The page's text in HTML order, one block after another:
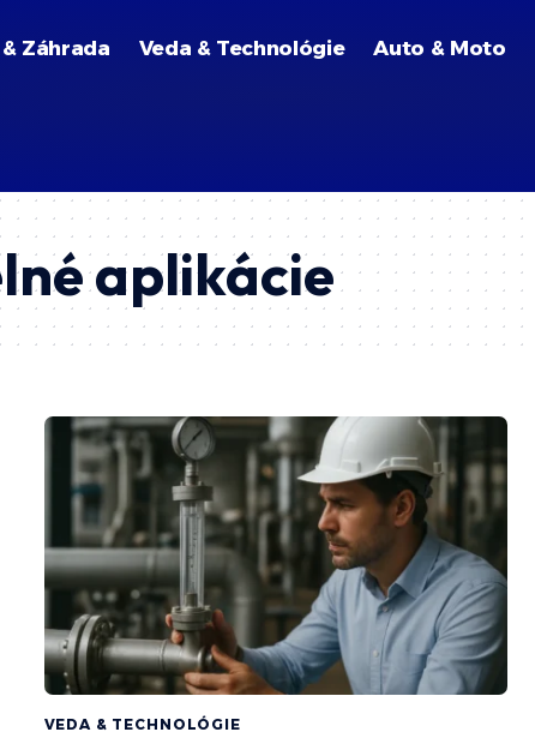
Záhrada Veda & Technológie Auto & Moto
aplikácie
VEDA & TECHNOLÓGIE